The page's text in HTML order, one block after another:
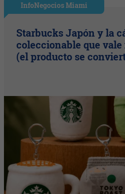
InfoNegocios Miami
Starbucks Japón y la
coleccionable que vale
(el producto se